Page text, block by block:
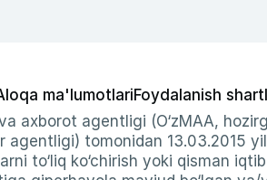
ma'lumotlariFoydalanish
axborot agentligi (O‘zMAA,
tomonidan 13.03.2015
to‘liq ko‘chirish yoki qisman